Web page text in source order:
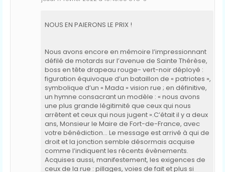
NOUS EN PAIERONS LE PRIX !
Nous avons encore en mémoire l’impressionnant
défilé de motards sur l’avenue de Sainte Thérèse,
boss en tête drapeau rouge- vert-noir déployé :
figuration équivoque d’un bataillon de « patriotes »,
symbolique d’un « Mada » vision rue ; en définitive,
un hymne consacrant un modèle : « nous avons
une plus grande légitimité que ceux qui nous
arrêtent et ceux qui nous jugent ».C’était il y a deux
ans, Monsieur le Maire de Fort-de-France, avec
votre bénédiction… Le message est arrivé à qui de
droit et la jonction semble désormais acquise
comme l’indiquent les récents évènements.
Acquises aussi, manifestement, les exigences de
ceux de la rue : pillages, voies de fait et plus si